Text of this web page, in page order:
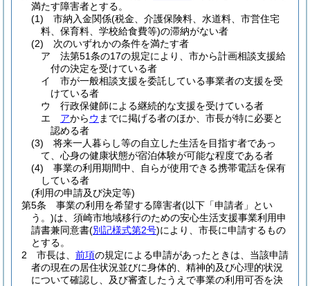
満たす障害者とする。
(1)
市納入金関係(税金、介護保険料、水道料、市営住宅
料、保育料、学校給食費等)の滞納がない者
(2)
次のいずれかの条件を満たす者
ア
法第51条の17の規定により、市から計画相談支援給
付の決定を受けている者
イ
市が一般相談支援を委託している事業者の支援を受
けている者
ウ
行政保健師による継続的な支援を受けている者
エ
アからウ までに掲げる者のほか、市長が特に必要と
認める者
(3)
将来一人暮らし等の自立した生活を目指す者であっ
て、心身の健康状態が宿泊体験が可能な程度である者
(4)
事業の利用期間中、自らが使用できる携帯電話を保有
している者
(利用の申請及び決定等)
第5条
事業の利用を希望する障害者(以下「申請者」とい
う。)は、須崎市地域移行のための安心生活支援事業利用申
請書兼同意書(別記様式第2号)により、市長に申請するもの
とする。
2
市長は、 前項の規定による申請があったときは、当該申請
者の現在の居住状況並びに身体的、精神的及び心理的状況
について確認し、及び審査したうえで事業の利用可否を決